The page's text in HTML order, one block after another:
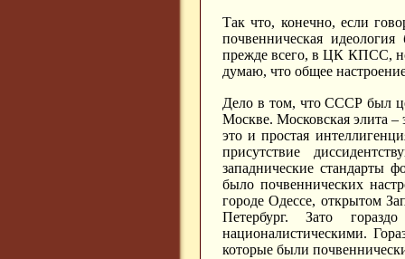
Так что, конечно, если
почвенническая
прежде всего, в ЦК КПСС,
думаю, что общее
Дело в том, что СССР был
Москве. Московская элита –
это и простая
присутствие
западнические стандарты
было почвеннических
городе Одессе, открытом
Петербург. Зато
националистическими.
которые были